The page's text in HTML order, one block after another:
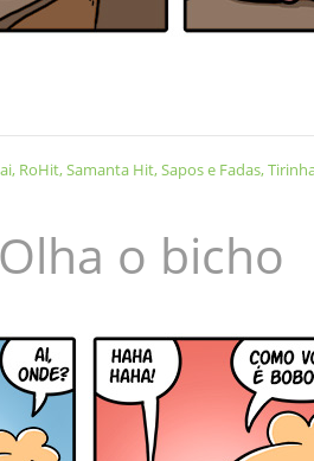
, RoHit,Samanta Hit,Sapos e Fadas,
o bicho